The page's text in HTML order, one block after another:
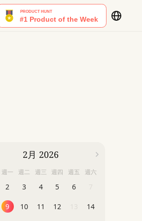
2月 2026
週一 週二 週三 週四 週五 週六
2 3 4 5 6
9 10 11 12 14